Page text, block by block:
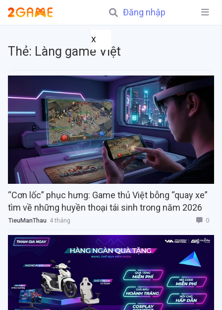
Đăng nhập
X
Thẻ: Làng game Việt
“Cơn lốc” phục hưng: Game thủ Việt bỗng “quay xe”
tìm về những huyền thoại tái sinh trong năm 2026
TieuManThau 4 tháng 0